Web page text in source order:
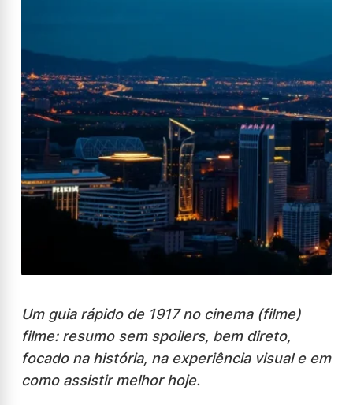
Um guia rápido de 1917 no cinema (filme)
filme: resumo sem spoilers, bem direto,
focado na história, na experiência visual e em
como assistir melhor hoje.